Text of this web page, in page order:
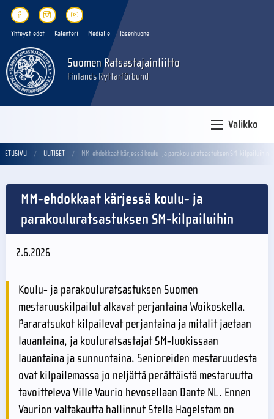
Yhteystiedot Kalenteri Medialle Jäsenhuone
Suomen Ratsastajainliitto
Finlands Ryttarförbund
Valikko
ETUSIVU UUTISET MM-ehdokkaat kärjessä koulu- ja parakouluratsastuksen SM-kilpailuihin
MM-ehdokkaat kärjessä koulu- ja
parakouluratsastuksen SM-kilpailuihin
2.6.2026
Koulu- ja parakouluratsastuksen Suomen
mestaruuskilpailut alkavat perjantaina Woikoskella.
Pararatsukot kilpailevat perjantaina ja mitalit jaetaan
lauantaina, ja kouluratsastajat SM-luokissaan
lauantaina ja sunnuntaina. Senioreiden mestaruudesta
ovat kilpailemassa jo neljättä perättäistä mestaruutta
tavoitteleva Ville Vaurio hevosellaan Dante NL. Ennen
Vaurion valtakautta hallinnut Stella Hagelstam on